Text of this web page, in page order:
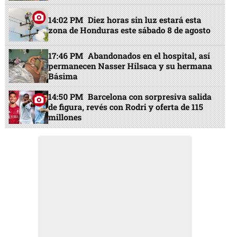
14:02 PM Diez horas sin luz estará esta
zona de Honduras este sábado 8 de agosto
17:46 PM Abandonados en el hospital, así
permanecen Nasser Hilsaca y su hermana
Básima
14:50 PM Barcelona con sorpresiva salida
de figura, revés con Rodri y oferta de 115
millones